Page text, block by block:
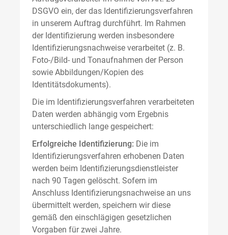
DSGVO ein, der das Identifizierungsverfahren
in unserem Auftrag durchführt. Im Rahmen
der Identifizierung werden insbesondere
Identifizierungsnachweise verarbeitet (z. B.
Foto-/Bild- und Tonaufnahmen der Person
sowie Abbildungen/Kopien des
Identitätsdokuments).
Die im Identifizierungsverfahren verarbeiteten
Daten werden abhängig vom Ergebnis
unterschiedlich lange gespeichert:
Erfolgreiche Identifizierung: Die im
Identifizierungsverfahren erhobenen Daten
werden beim Identifizierungsdienstleister
nach 90 Tagen gelöscht. Sofern im
Anschluss Identifizierungsnachweise an uns
übermittelt werden, speichern wir diese
gemäß den einschlägigen gesetzlichen
Vorgaben für zwei Jahre.